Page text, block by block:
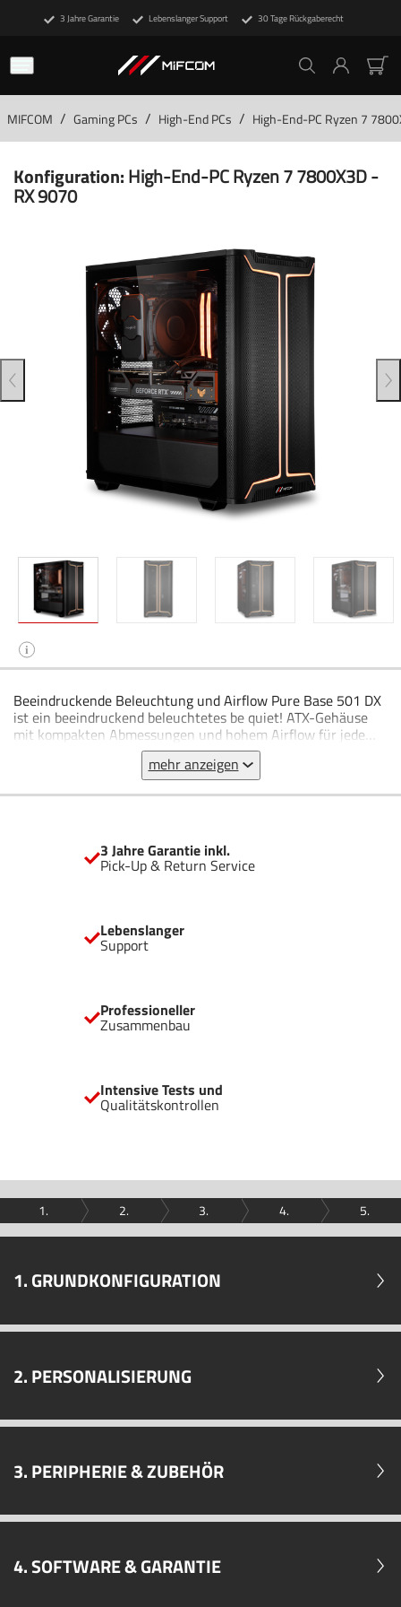
3 Jahre Garantie Lebenslanger Support 30 Tage Rückgaberecht
MIFCOM / Gaming PCs / High-End PCs / High-End-PC Ryzen 7
Konfiguration:High-End-PC Ryzen 7 7800X3D -
RX 9070
i
Beeindruckende Beleuchtung und Airflow Pure Base 501 DX
ist ein beeindruckend beleuchtetes be quiet! ATX-Gehäuse
mit kompakten Abmessungen und hohem Airflow für jede
maximale Performance Dynamisches Front-Design mit
eleganter ARGB-Beleuchtung innen und außen am Gehäuse
3 vorinstallierte Pure Wings 3 140mm PWM Lüfter für
Abmessungen Vertikale Installation von Grafikkarten möglich
Bereit für Wasserkühlungen mit Radiatoren bis zu 360mm
mehr anzeigen
3 Jahre Garantie inkl.
Pick-Up & Return Service
Lebenslanger
Support
Professioneller
Zusammenbau
Intensive Tests und
Qualitätskontrollen
1. 2. 3. 4. 5.
1. GRUNDKONFIGURATION
2. PERSONALISIERUNG
3. PERIPHERIE & ZUBEHÖR
4. SOFTWARE & GARANTIE